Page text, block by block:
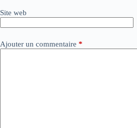
Site web
Ajouter un commentaire *
e